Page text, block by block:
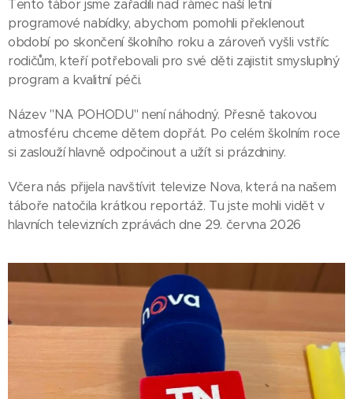
Tento tábor jsme zařadili nad rámec naší letní
programové nabídky, abychom pomohli překlenout
období po skončení školního roku a zároveň vyšli vstříc
rodičům, kteří potřebovali pro své děti zajistit smysluplný
program a kvalitní péči.
Název "NA POHODU" není náhodný. Přesně takovou
atmosféru chceme dětem dopřát. Po celém školním roce
si zaslouží hlavně odpočinout a užít si prázdniny.
Včera nás přijela navštívit televize Nova, která na našem
táboře natočila krátkou reportáž. Tu jste mohli vidět v
hlavních televizních zprávách dne 29. června 2026